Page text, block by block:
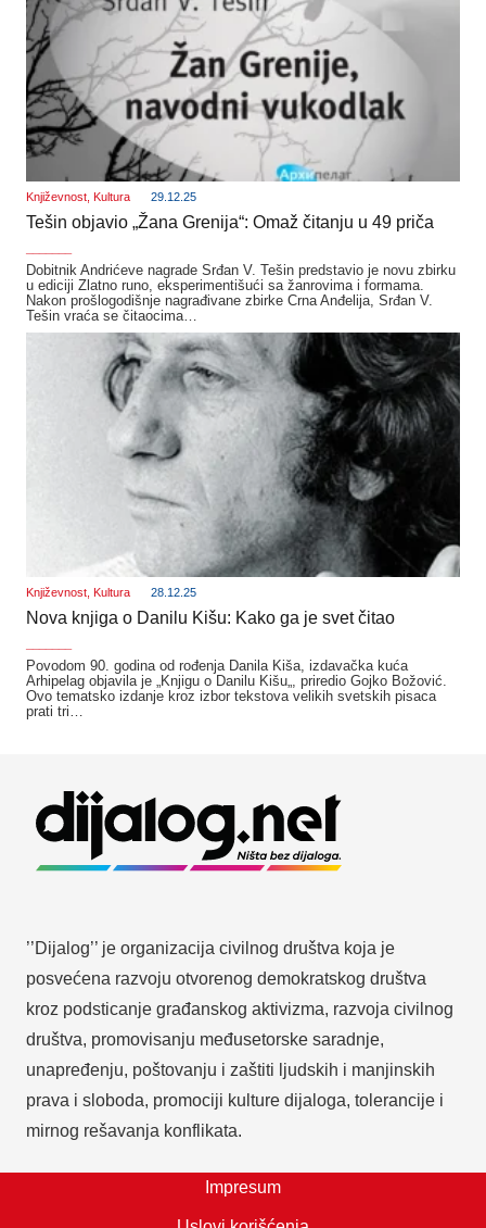
Književnost, Kultura 29.12.25
Tešin objavio „Žana Grenija“: Omaž čitanju u 49 priča
Dobitnik Andrićeve nagrade Srđan V. Tešin predstavio je novu zbirku
u ediciji Zlatno runo, eksperimentišući sa žanrovima i formama.
Nakon prošlogodišnje nagrađivane zbirke Crna Anđelija, Srđan V.
Tešin vraća se čitaocima…
Književnost, Kultura 28.12.25
Nova knjiga o Danilu Kišu: Kako ga je svet čitao
Povodom 90. godina od rođenja Danila Kiša, izdavačka kuća
Arhipelag objavila je „Knjigu o Danilu Kišu„, priredio Gojko Božović.
Ovo tematsko izdanje kroz izbor tekstova velikih svetskih pisaca
prati tri…
’’Dijalog’’ je organizacija civilnog društva koja je
posvećena razvoju otvorenog demokratskog društva
kroz podsticanje građanskog aktivizma, razvoja civilnog
društva, promovisanju međusetorske saradnje,
unapređenju, poštovanju i zaštiti ljudskih i manjinskih
prava i sloboda, promociji kulture dijaloga, tolerancije i
mirnog rešavanja konflikata.
Impresum